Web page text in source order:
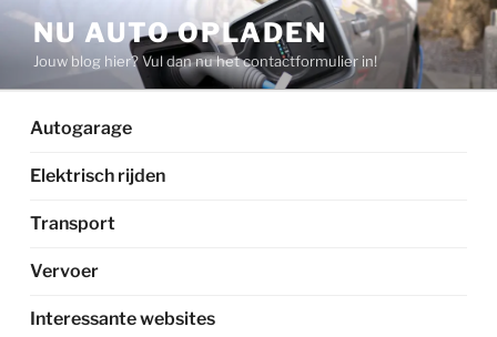
inhoud
NU AUTO OPLADEN
Jouw blog hier? Vul dan nu het contactformulier in!
Autogarage
Elektrisch rijden
Transport
Vervoer
Interessante websites